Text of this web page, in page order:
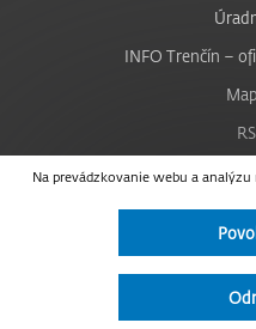
Na prevádzkovanie webu a
INFO Trenčín –